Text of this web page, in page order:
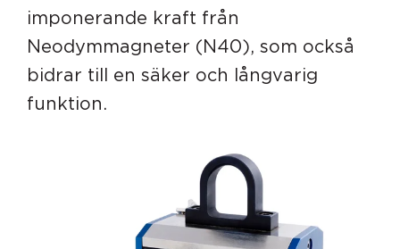
imponerande kraft från
Neodymmagneter (N40), som också
bidrar till en säker och långvarig
funktion.